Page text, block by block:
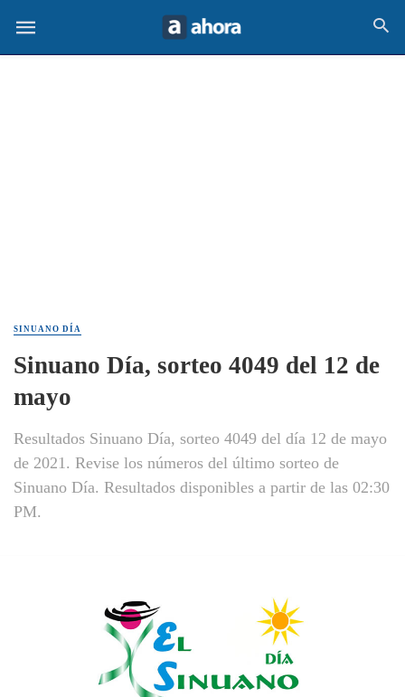
SINUANO DÍA
Sinuano Día, sorteo 4049 del 12 de
mayo
Resultados Sinuano Día, sorteo 4049 del día 12 de mayo
de 2021. Revise los números del último sorteo de
Sinuano Día. Resultados disponibles a partir de las 02:30
PM.